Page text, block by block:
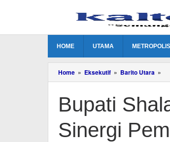
HOME UTAMA METROPOLIS
Home » Eksekutif » Barito Utara »
Bupati
Sinergi